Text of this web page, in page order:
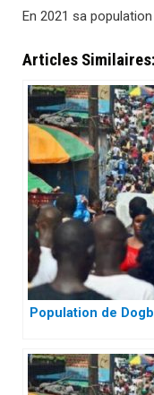
En 2021 sa
Articles Similaires:
Population de